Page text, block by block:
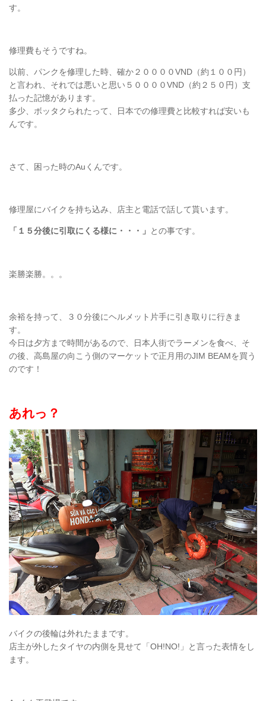
す。
修理費もそうですね。
以前、パンクを修理した時、確か２００００VND（約１００円）
と言われ、それでは悪いと思い５００００VND（約２５０円）支
払った記憶があります。
多少、ボッタクられたって、日本での修理費と比較すれば安いも
んです。
さて、困った時のAuくんです。
修理屋にバイクを持ち込み、店主と電話で話して貰います。
「１５分後に引取にくる様に・・・」 との事です。
楽勝楽勝。。。
余裕を持って、３０分後にヘルメット片手に引き取りに行きま
す。
今日は夕方まで時間があるので、日本人街でラーメンを食べ、そ
の後、高島屋の向こう側のマーケットで正月用のJIM BEAMを買う
のです！
あれっ？
バイクの後輪は外れたままです。
店主が外したタイヤの内側を見せて「OH!NO!」と言った表情をし
ます。